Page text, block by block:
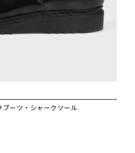
ブーツ・シャークソール